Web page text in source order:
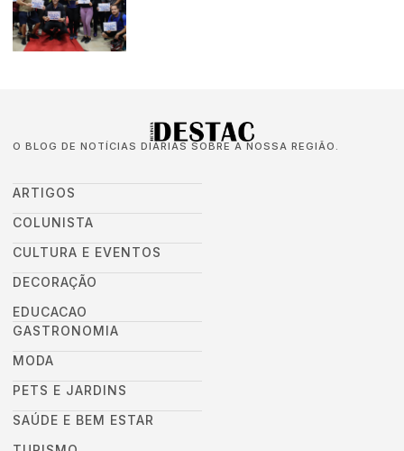
O BLOG DE NOTÍCIAS DIÁRIAS SOBRE A NOSSA REGIÃO.
ARTIGOS
COLUNISTA
CULTURA E EVENTOS
DECORAÇÃO
EDUCACAO
GASTRONOMIA
MODA
PETS E JARDINS
SAÚDE E BEM ESTAR